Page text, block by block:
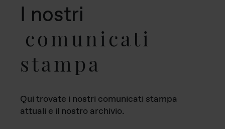
I nostri
comunicati
stampa
Qui trovate i nostri comunicati stampa
attuali e il nostro archivio.